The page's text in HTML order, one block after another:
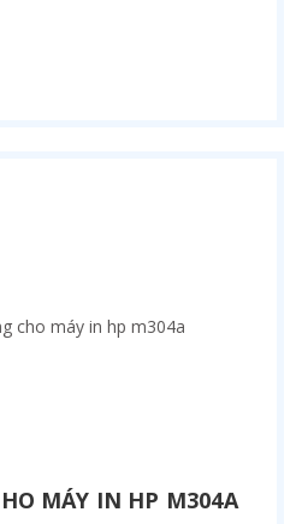
MÁY IN HP M304A